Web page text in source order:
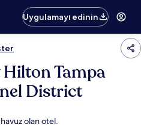
Uygulamayı edinin
Tampa
District
olan otel.